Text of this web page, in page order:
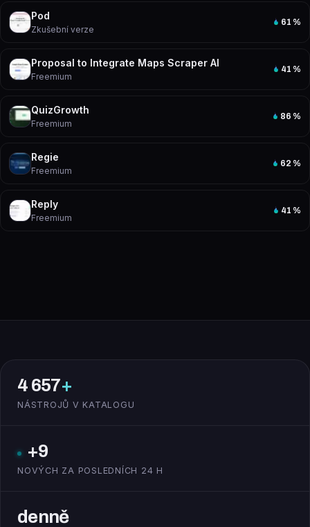
Pod
Zkušební verze
61 %
Proposal to Integrate Maps Scraper AI
Freemium
41 %
QuizGrowth
Freemium
86 %
Regie
Freemium
62 %
Reply
Freemium
41 %
4 657+
NÁSTROJŮ V KATALOGU
+9
NOVÝCH ZA POSLEDNÍCH 24 H
denně